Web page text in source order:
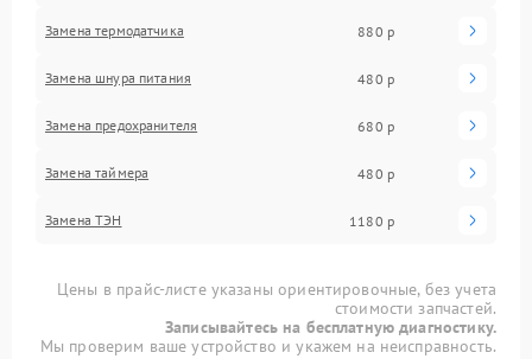
Замена термодатчика 880 р
Замена шнура питания 480 р
Замена предохранителя 680 р
Замена таймера 480 р
Замена ТЭН 1180 р
Цены в прайс-листе указаны ориентировочные, без учета
стоимости запчастей.
Записывайтесь на бесплатную диагностику.
Мы проверим ваше устройство и укажем на неисправность.